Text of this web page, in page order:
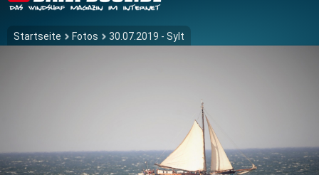
Startseite Fotos 30.07.2019 - Sylt